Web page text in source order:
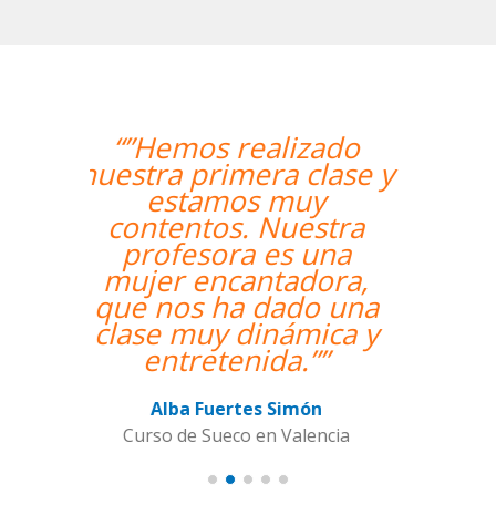
“”Me han encontrado
un profesor nativo y
pude disfrutar de mis
clases de Swahili.””
Alexandra Keller
Curso de Swahili en Madrid